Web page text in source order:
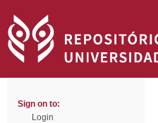
Sign on to:
Login